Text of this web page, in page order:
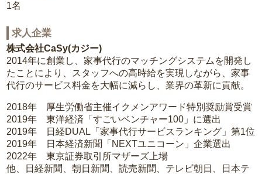
1名
求人企業
株式会社CaSy(カジー)
2014年に創業し、家事代行のマッチングシステムを開発し
たことにより、スタッフへの高時給を実現しながら、家事
代行のサービス料金を大幅に減らし、業界の革新に貢献。
2018年 厚生労働省主催イクメンアワード特別奨励賞受賞
2019年 東洋経済「すごいベンチャー100」に選出
2019年 日経DUAL「家事代行サービスランキング」第1位
2019年 日本経済新聞「NEXTユニコーン」企業選出
2022年 東京証券取引所マザーズ上場
他、日経新聞、朝日新聞、読売新聞、テレビ朝日、日本テ